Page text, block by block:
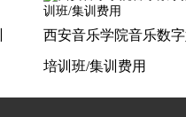
西安音乐学院音乐数
培训班/集训费用